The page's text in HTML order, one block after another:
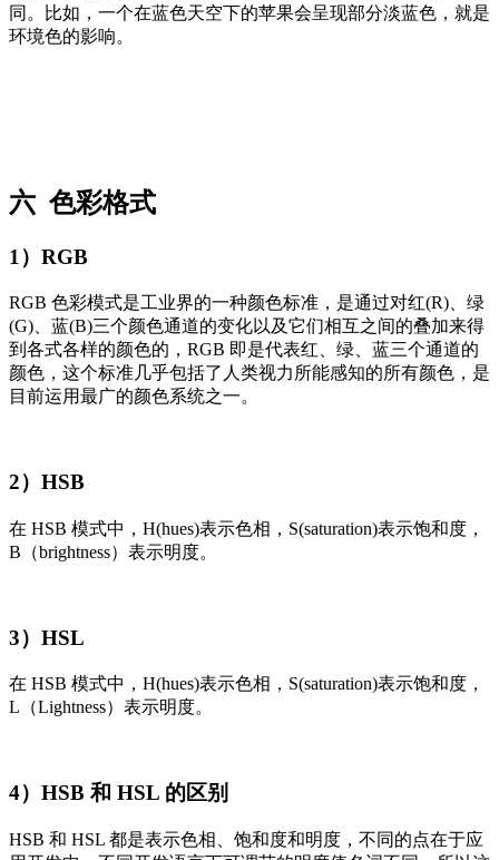
同。比如，一个在蓝色天空下的苹果会呈现部分淡蓝色，就是
环境色的影响。
六 色彩格式
1）RGB
RGB 色彩模式是工业界的一种颜色标准，是通过对红(R)、绿
(G)、蓝(B)三个颜色通道的变化以及它们相互之间的叠加来得
到各式各样的颜色的，RGB 即是代表红、绿、蓝三个通道的
颜色，这个标准几乎包括了人类视力所能感知的所有颜色，是
目前运用最广的颜色系统之一。
2）HSB
在 HSB 模式中，H(hues)表示色相，S(saturation)表示饱和度，
B（brightness）表示明度。
3）HSL
在 HSB 模式中，H(hues)表示色相，S(saturation)表示饱和度，
L（Lightness）表示明度。
4）HSB 和 HSL 的区别
HSB 和 HSL 都是表示色相、饱和度和明度，不同的点在于应